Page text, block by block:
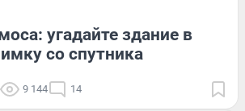
угадайте здание в
со спутника
9 144 14